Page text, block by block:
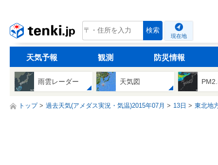
tenki.jp 検索
現在地
天気予報 観測 防災情報
雨雲レーダー 天気図
トップ 過去天気(アメダス実況・気温)2015年07月 13日 東北地